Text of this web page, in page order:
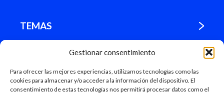
Gestionar consentimiento
Para ofrecer las mejores experiencias, utilizamos tecnologías como las
cookies para almacenar y/o acceder a la información del dispositivo. El
consentimiento de estas tecnologías nos permitirá procesar datos como el
TEMAS
¿DÓNDE ESTAMOS?
MADRID